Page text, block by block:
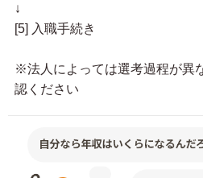
↓
[5] 入職手続き
※法人によっては選考過程が異
認ください